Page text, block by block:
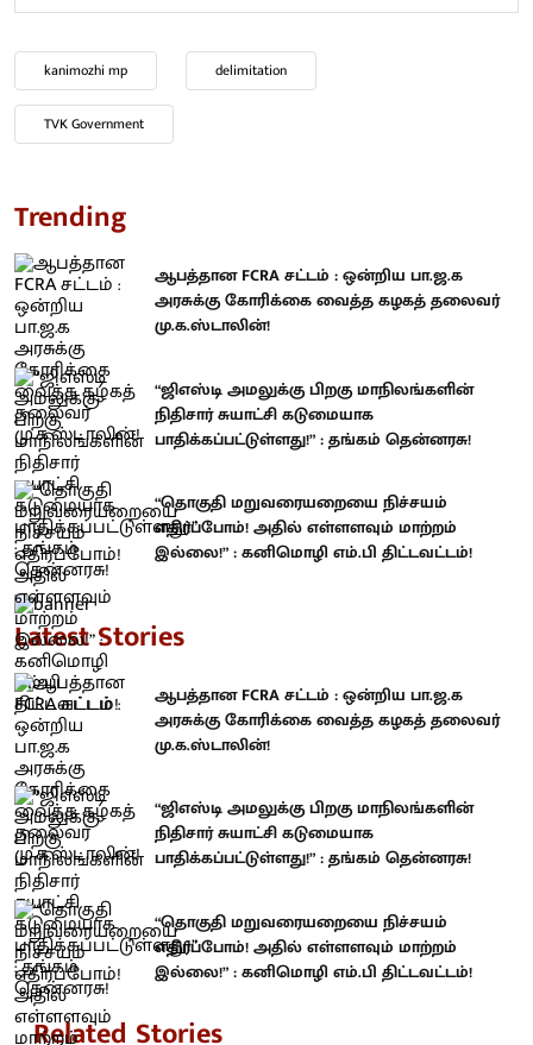
kanimozhi mp delimitation
TVK Government
Trending
ஆபத்தான FCRA சட்டம் : ஒன்றிய பா.ஜ.க
அரசுக்கு கோரிக்கை வைத்த கழகத் தலைவர்
மு.க.ஸ்டாலின்!
“ஜிஎஸ்டி அமலுக்கு பிறகு மாநிலங்களின்
நிதிசார் சுயாட்சி கடுமையாக
பாதிக்கப்பட்டுள்ளது!” : தங்கம் தென்னரசு!
“தொகுதி மறுவரையறையை நிச்சயம்
எதிர்ப்போம்! அதில் எள்ளளவும் மாற்றம்
இல்லை!” : கனிமொழி எம்.பி திட்டவட்டம்!
Latest Stories
ஆபத்தான FCRA சட்டம் : ஒன்றிய பா.ஜ.க
அரசுக்கு கோரிக்கை வைத்த கழகத் தலைவர்
மு.க.ஸ்டாலின்!
“ஜிஎஸ்டி அமலுக்கு பிறகு மாநிலங்களின்
நிதிசார் சுயாட்சி கடுமையாக
பாதிக்கப்பட்டுள்ளது!” : தங்கம் தென்னரசு!
“தொகுதி மறுவரையறையை நிச்சயம்
எதிர்ப்போம்! அதில் எள்ளளவும் மாற்றம்
இல்லை!” : கனிமொழி எம்.பி திட்டவட்டம்!
Related Stories